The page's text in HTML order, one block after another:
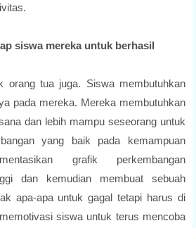
siswa mereka untuk berhasil
orang tua juga. Siswa membutuhkan
pada mereka. Mereka membutuhkan
dan lebih mampu seseorang untuk
yang baik pada kemampuan
grafik perkembangan
dan kemudian membuat sebuah
apa-apa untuk gagal tetapi harus di
siswa untuk terus mencoba